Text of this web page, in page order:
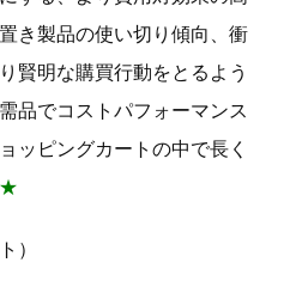
き製品の使い切り傾向、衝
賢明な購買行動をとるよう
品でコストパフォーマンス
ッピングカートの中で長く
★
）